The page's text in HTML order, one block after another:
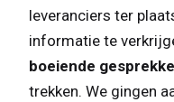
leveranciers ter
informatie te
boeiende
trekken. We gingen